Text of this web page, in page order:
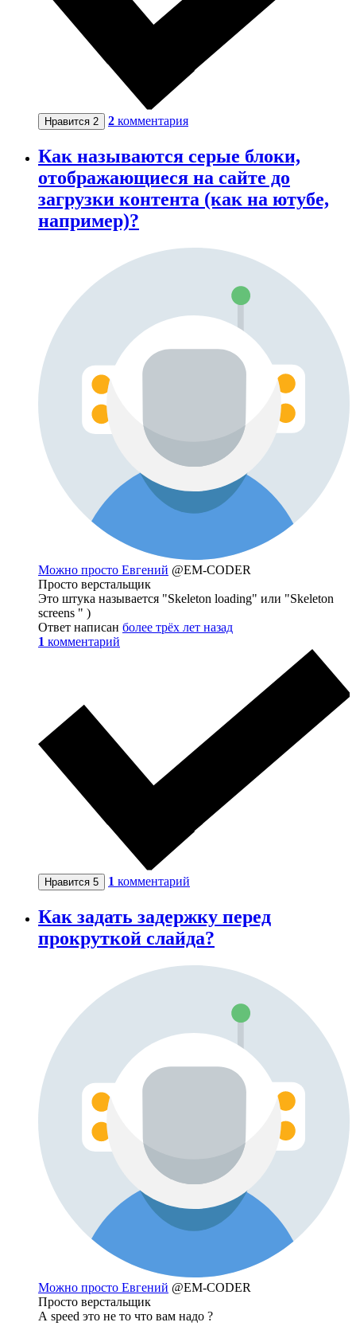
Нравится 2 2 комментария
Как называются серые блоки,
отображающиеся на сайте до
загрузки контента (как на ютубе,
например)?
Можно просто Евгений @EM-CODER
Просто верстальщик
Это штука называется "Skeleton loading" или "Skeleton
screens " )
Ответ написан более трёх лет назад
1 комментарий
Нравится 5 1 комментарий
Как задать задержку перед
прокруткой слайда?
Можно просто Евгений @EM-CODER
Просто верстальщик
А speed это не то что вам надо ?